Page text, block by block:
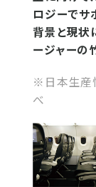
ロジーでサ
背景と現状
ージャーの
※日本生産
べ